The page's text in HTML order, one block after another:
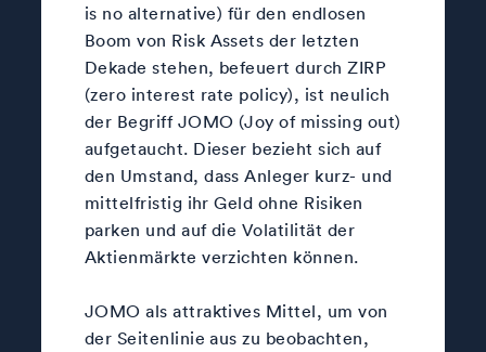
is no alternative) für den endlosen
Boom von Risk Assets der letzten
Dekade stehen, befeuert durch ZIRP
(zero interest rate policy), ist neulich
der Begriff JOMO (Joy of missing out)
aufgetaucht. Dieser bezieht sich auf
den Umstand, dass Anleger kurz- und
mittelfristig ihr Geld ohne Risiken
parken und auf die Volatilität der
Aktienmärkte verzichten können.
JOMO als attraktives Mittel, um von
der Seitenlinie aus zu beobachten,